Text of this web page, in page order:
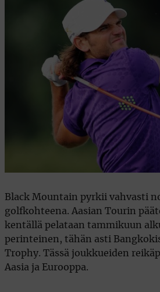
Black Mountain pyrkii vahvasti
golfkohteena. Aasian Tourin
kentällä pelataan tammikuun
perinteinen, tähän asti
Trophy. Tässä joukkueiden
Aasia ja Eurooppa.